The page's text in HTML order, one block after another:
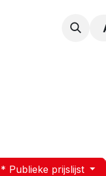
* Publieke prijslijst